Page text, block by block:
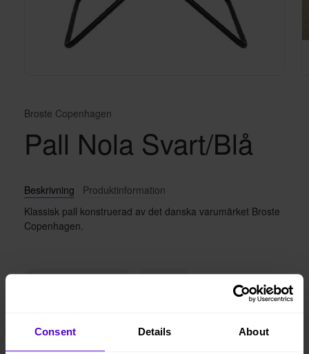
Consent Details About
Broste Copenhagen
Pall Nola Svart/Blå
Beskrivning
Produktinformation
Klassisk pall konstruerad av det danska varumärket Broste
Copenhagen.
Sparat CO2: 70 kg Bokad
24 kr/mån